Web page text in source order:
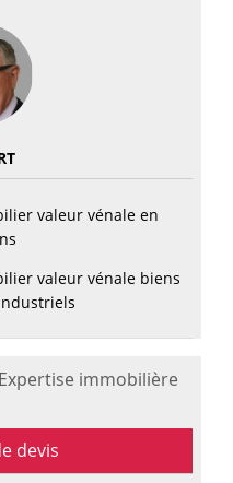
valeur vénale en
valeur vénale biens
Expertise immobilière
devis